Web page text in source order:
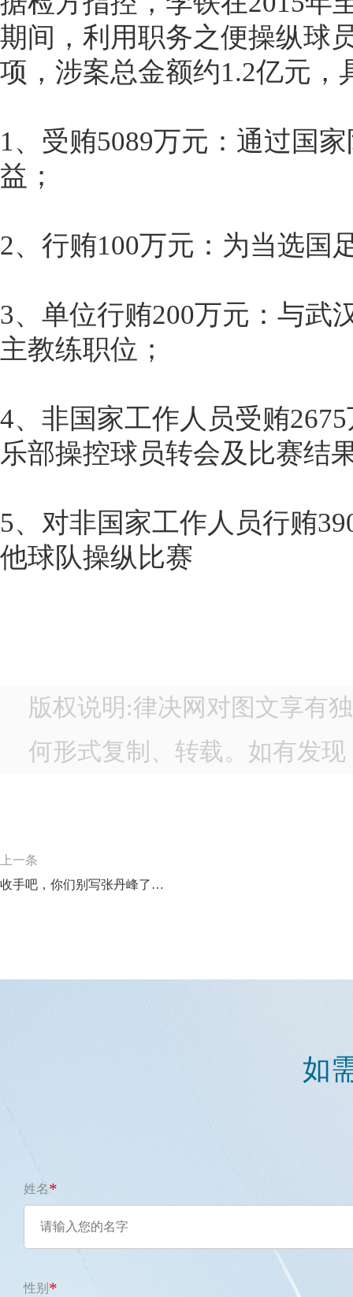
期间，利用职务之便操纵球
项，涉案总金额约1.2亿元，
1、受贿5089万元：通过国
益；
2、行贿100万元：为当选国
3、单位行贿200万元：与武
主教练职位；
4、非国家工作人员受贿
乐部操控球员转会及比赛结
5、对非国家工作人员行贿
他球队操纵比赛
版权说明:律决网对图文享有
何形式复制、转载。如有发
上一条
收手吧，你们别写张丹峰了…
如
姓名*
性别 *